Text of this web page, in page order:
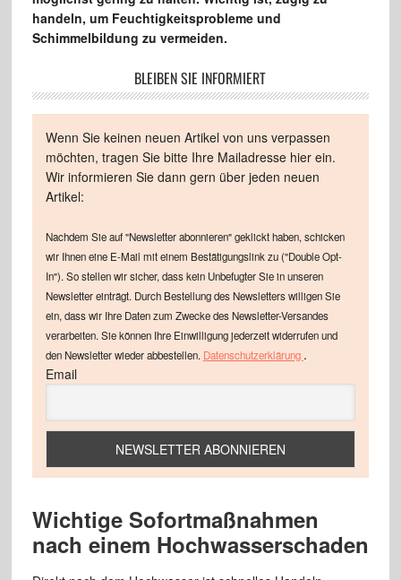
handeln, um Feuchtigkeitsprobleme und
Schimmelbildung zu vermeiden.
BLEIBEN SIE INFORMIERT
Wenn Sie keinen neuen Artikel von uns verpassen
möchten, tragen Sie bitte Ihre Mailadresse hier ein.
Wir informieren Sie dann gern über jeden neuen
Artikel:
Nachdem Sie auf "Newsletter abonnieren" geklickt haben, schicken
wir Ihnen eine E-Mail mit einem Bestätigungslink zu ("Double Opt-
In"). So stellen wir sicher, dass kein Unbefugter Sie in unseren
Newsletter einträgt. Durch Bestellung des Newsletters willigen Sie
ein, dass wir Ihre Daten zum Zwecke des Newsletter-Versandes
verarbeiten. Sie können Ihre Einwilligung jederzeit widerrufen und
den Newsletter wieder abbestellen. Datenschutzerklärung .
Email
Wichtige Sofortmaßnahmen
nach einem Hochwasserschaden